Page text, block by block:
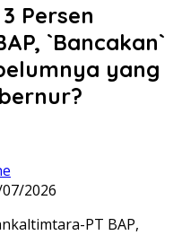
Persen
`Bancakan`
yang
2026